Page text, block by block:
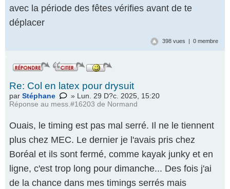
avec la période des fêtes vérifies avant de te
déplacer
398 vues | 0 membre
.
Re: Col en latex pour drysuit
par Stéphane
» Lun. 29 D?c. 2025, 15:20
Réponse au mess.#16203 de Normand
Ouais, le timing est pas mal serré. Il ne le tiennent
plus chez MEC. Le dernier je l'avais pris chez
Boréal et ils sont fermé, comme kayak junky et en
ligne, c'est trop long pour dimanche... Des fois j'ai
de la chance dans mes timings serrés mais